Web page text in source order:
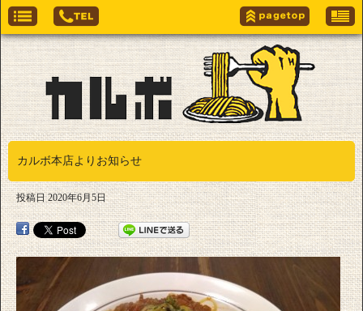
カルボ本店よりお知らせ
投稿日 2020年6月5日